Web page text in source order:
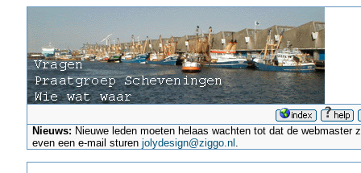
Nieuws: Nieuwe leden moeten helaas wachten tot dat de
even een e-mail sturenjolydesign@ziggo.nl .